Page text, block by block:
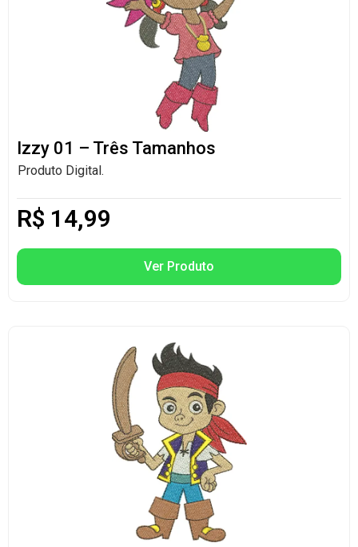
Izzy 01 – Três Tamanhos
Produto Digital.
R$ 14,99
Ver Produto